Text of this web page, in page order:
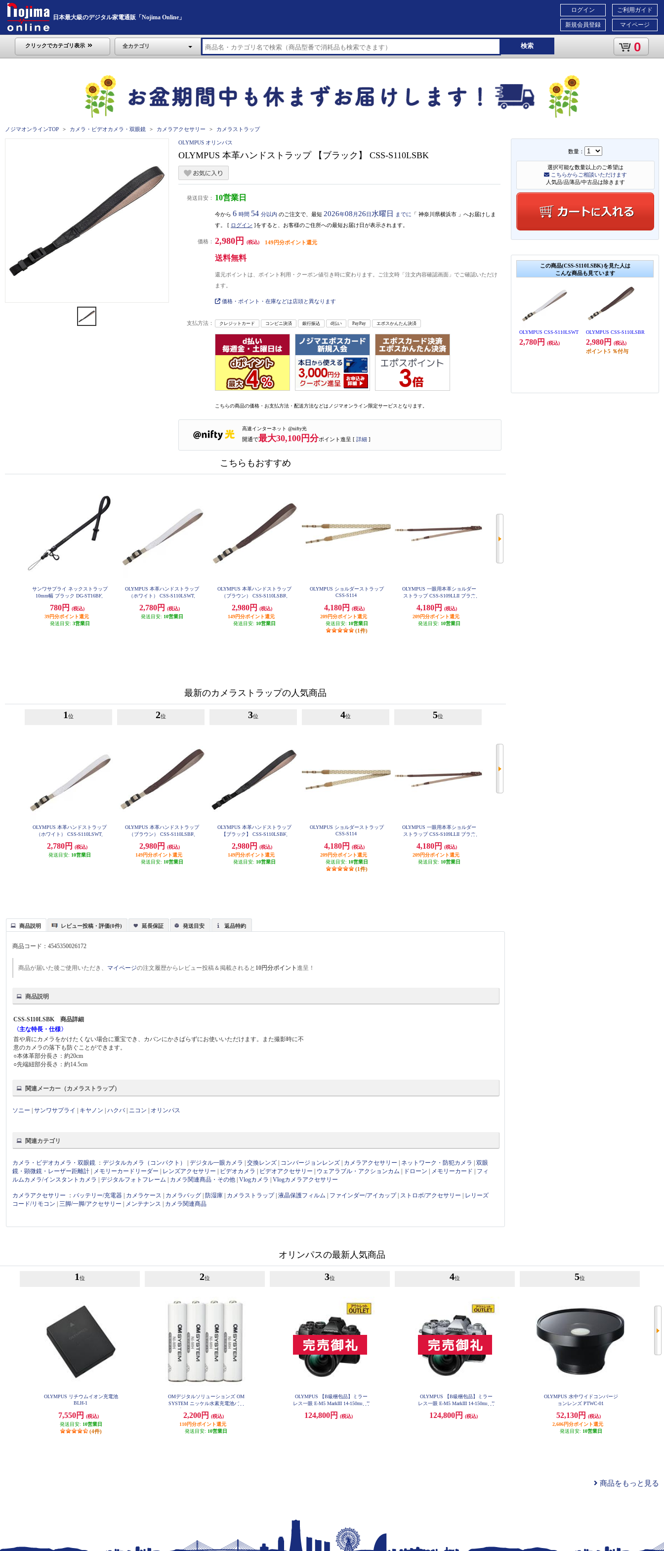
日本最大級のデジタル家電通販「Nojima Online」
ご利用ガイド
マイページ
ログイン
新規会員登録
クリックでカテゴリ表示 全カテゴリ 検索 0
ノジマオンラインTOP カメラ・ビデオカメラ・双眼鏡 カメラアクセサリー カメラストラップ
数量：
選択可能な数量以上のご希望は
こちらからご相談いただけます
人気品/品薄品/中古品は除きます
この商品(CSS-S110LSBK)を見た人は
こんな商品も見ています
OLYMPUS CSS-S110LSWT
2,780円 (税込)
OLYMPUS CSS-S110LSBR
2,980円 (税込)
ポイント5 ％付与
OLYMPUS オリンパス
OLYMPUS 本革ハンドストラップ 【ブラック】 CSS-S110LSBK
発送目安： 10営業日
今から 6 時間 54 分以内 のご注文で、最短 2026年08 月 26日 水曜日 までに 「 神奈川県横浜市 」 へお届けしま
す。 [ ログイン ]をすると、お客様のご住所への最短お届け日が表示されます。
価格： 2,980円 (税込) 149円分ポイント還元
送料無料
還元ポイントは、ポイント利用・クーポン値引き時に変わります。ご注文時「注文内容確認画面」でご確認いただけ
ます。
価格・ポイント・在庫などは店頭と異なります
支払方法： クレジットカード コンビニ決済 銀行振込 d払い PayPay エポスかんたん決済
こちらの商品の価格・お支払方法・配送方法などはノジマオンライン限定サービスとなります。
高速インターネット @nifty光
開通で最大30,100円分ポイント進呈 [ 詳細 ]
こちらもおすすめ
サンワサプライ ネックストラップ
10mm幅 ブラック DG-ST16BK
780円
(税込)
39円分ポイント還元
発送目安: 3営業日
OLYMPUS 本革ハンドストラップ
（ホワイト） CSS-S110LSWT
2,780円
(税込)
発送目安: 10営業日
OLYMPUS 本革ハンドストラップ
（ブラウン） CSS-S110LSBR
2,980円
(税込)
149円分ポイント還元
発送目安: 10営業日
OLYMPUS ショルダーストラップ
CSS-S114
4,180円
(税込)
209円分ポイント還元
発送目安: 10営業日
(1件)
OLYMPUS 一眼用本革ショルダー
ストラップ CSS-S109LLII ブラウ
4,180円
(税込)
209円分ポイント還元
発送目安: 10営業日
最新のカメラストラップの人気商品
1 位
OLYMPUS 本革ハンドストラップ
（ホワイト） CSS-S110LSWT
2,780円
(税込)
発送目安: 10営業日
2位
OLYMPUS 本革ハンドストラップ
（ブラウン） CSS-S110LSBR
2,980円
(税込)
149円分ポイント還元
発送目安: 10営業日
3位
OLYMPUS 本革ハンドストラップ
【ブラック】 CSS-S110LSBK
2,980円
(税込)
149円分ポイント還元
発送目安: 10営業日
4位
OLYMPUS ショルダーストラップ
CSS-S114
4,180円
(税込)
209円分ポイント還元
発送目安: 10営業日
(1件)
5位
OLYMPUS 一眼用本革ショルダー
ストラップ CSS-S109LLII ブラウ
4,180円
(税込)
209円分ポイント還元
発送目安: 10営業日
商品説明 レビュー投稿・評価(0件) 延長保証 発送目安 返品特約
商品コード：4545350026172
商品が届いた後ご使用いただき、 マイページの注文履歴からレビュー投稿＆掲載されると 10円分ポイント進呈！
商品説明
CSS-S110LSBK 商品詳細
〈主な特長・仕様〉
首や肩にカメラをかけたくない場合に重宝でき、カバンにかさばらずにお使いいただけます。また撮影時に不
意のカメラの落下も防ぐことができます。
○本体革部分長さ：約20cm
○先端紐部分長さ：約14.5cm
関連メーカー（カメラストラップ）
ソニー |サンワサプライ キヤノン |ハクバ| ニコン オリンパス
関連カテゴリ
カメラ・ビデオカメラ・双眼鏡 ：デジタルカメラ（コンパクト） |デジタル一眼カメラ |交換レンズ コンバージョンレンズ カメラアクセサリー ネットワーク・防犯カメラ |双眼
鏡・顕微鏡・レーザー距離計
メモリーカードリーダー レンズアクセサリー ビデオカメラ ビデオアクセサリー ウェアラブル・アクションカム ドローン メモリーカード
フィ
ルムカメラ/インスタントカメラ
|デジタルフォトフレーム カメラ関連商品・その他 |Vlogカメラ |Vlogカメラアクセサリー
カメラアクセサリー ：バッテリー/充電器 カメラケース カメラバッグ 防湿庫 カメラストラップ|液晶保護フィルム ファインダー/アイカップ| ストロボ/アクセサリー
レリーズ
コード/リモコン |三脚/一脚/アクセサリー メンテナンス カメラ関連商品
オリンパスの最新人気商品
1 位
OLYMPUS リチウムイオン充電池
BLH-1
7,550円
(税込)
発送目安: 10営業日
(4件)
2位
OMデジタルソリューションズ OM
SYSTEM ニッケル水素充電池パッ
2,200円
(税込)
110円分ポイント還元
発送目安: 10営業日
3位
OLYMPUS 【B級梱包品】ミラー
レス一眼 E-M5 MarkIII 14-150mm II
4-BL-ESET
124,800円 (税込)
4位
OLYMPUS 【B級梱包品】ミラー
レス一眼 E-M5 MarkIII 14-150mm II
4-SL-ESET
124,800円 (税込)
5位
OLYMPUS 水中ワイドコンバージ
ョンレンズ PTWC-01
52,130円
(税込)
2,606円分ポイント還元
発送目安: 10営業日
商品をもっと見る